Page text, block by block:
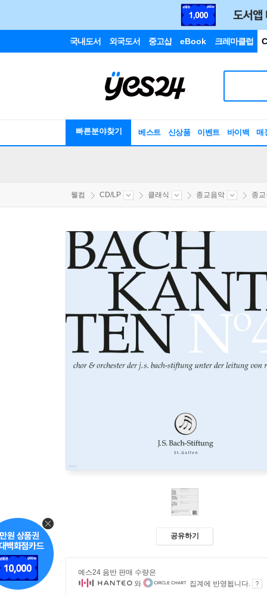
국내도서 외국도서 중고샵 eBook 크레마클럽
빠른분야찾기 베스트 신상품 이벤트 바이백 매
웰컴 CD/LP 클래식 종교음악 종
공유하기
예스24 음반 판매 수량은
와
집계에 반영됩니다.